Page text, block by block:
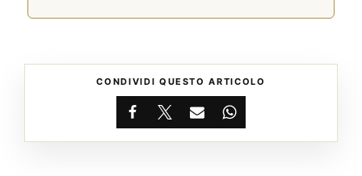
CONDIVIDI QUESTO ARTICOLO
Facebook
X EmailWhatsApp